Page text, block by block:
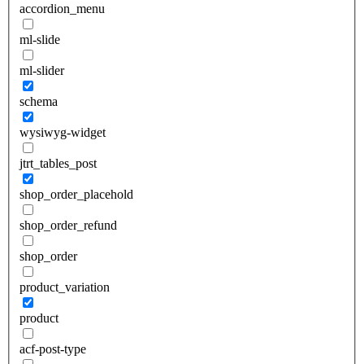
accordion_menu
ml-slide
ml-slider
schema
wysiwyg-widget
jtrt_tables_post
shop_order_placehold
shop_order_refund
shop_order
product_variation
product
acf-post-type